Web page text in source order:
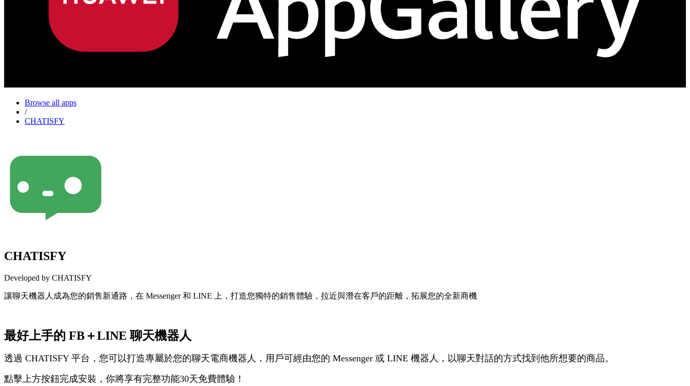
Browse all apps
/
CHATISFY
CHATISFY
Developed by CHATISFY
讓聊天機器人成為您的銷售新通路，在 Messenger 和 LINE 上，打造您獨特的銷售體驗，拉近與潛在客戶的距離，拓展您的全新商機
最好上手的 FB＋LINE 聊天機器人
透過 CHATISFY 平台，您可以打造專屬於您的聊天電商機器人，用戶可經由您的 Messenger 或 LINE 機器人，以聊天對話的方式找到他所想要的商品。
點擊上方按鈕完成安裝，你將享有完整功能30天免費體驗！